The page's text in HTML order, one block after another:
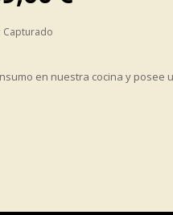
: Capturado
en nuestra cocina y posee